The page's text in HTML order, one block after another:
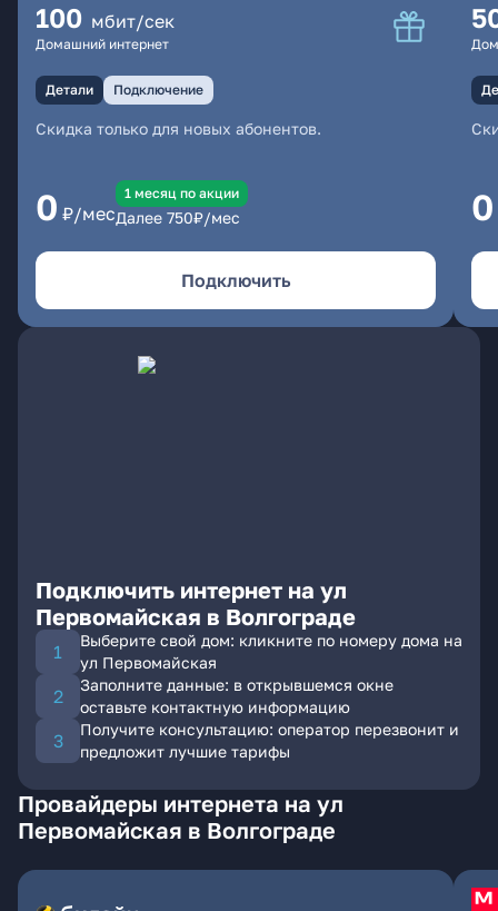
100 мбит/сек
Домашний интернет
Детали Подключение
Скидка только для новых абонентов.
0 ₽/мес
1 месяц по акции
Далее 750₽/мес
Подключить
0
Подключить интернет на ул
Первомайская в Волгограде
Выберите свой дом: кликните по номеру дома на
ул Первомайская
Заполните данные: в открывшемся окне
оставьте контактную информацию
Получите консультацию: оператор перезвонит и
предложит лучшие тарифы
Провайдеры интернета на ул
Первомайская в Волгограде